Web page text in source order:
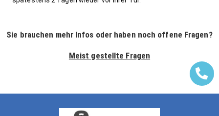
Sie brauchen mehr Infos oder haben noch offene Fragen?
Meist gestellte Fragen